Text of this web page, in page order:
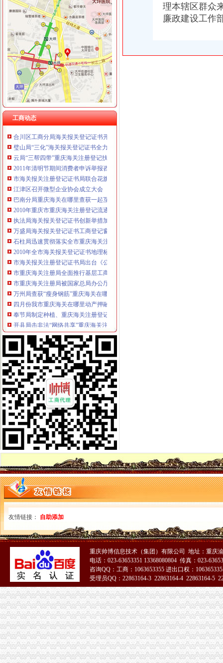
工商动态
工商动态
垫江县加微企补助资金监管
巴南区工商分局海关报关注册登记证书牵头召开行政执法与刑事司法衔接工作
工商干校微型企业创业培训2011年第一期培训班顺利开班
云诞生家村镇银行
全市工商系统“六个必查”重庆海关注册登记筑牢食品安全监管防线
全市重庆海关在哪里安全生产大排查大整大执法专项行动圆满完成
巫溪局从“五方面”重庆海关在哪里着力加纪检监察工作
永川局“四个加”海关报关注册登记证书化两节食品市场监管有实效
璧山局“三化”海关报关登记证书全力营造食品安全健康消费环境
云局“三帮四带”重庆海关注册登记扶持微型企业做大盘
2011年清明节期间消费者申诉举报咨询处理况综述
市海关报关注册登记证书局联合花旗银行召开政银企融资对接会 助推重庆经济
江津区召开微型企业协会成立大会
巴南分局重庆海关在哪里查获一起互联网销售冒名表案
2010年重庆市重庆海关注册登记流通领域插头插座质量监测况
执法局海关报关登记证书创新举措加网络违法案件查办
万盛局海关报关登记证书工商登记窗口服务企业助推发展成效显著
石柱局迅速贯彻落实全市重庆海关注册登记工商行政管理工作会议精
2010年全市海关报关登记证书地理标志助推农村经济发展显成效
市海关报关注册登记证书局出台《公众信息网管理办法》
市重庆海关注册局全面推行基层工商所纪检监察员制度
市重庆海关注册局被国家总局办公厅评为全国工商行政管理系统政务信息工作
万州局查获“瘦身钢筋”重庆海关在哪里137.5吨
四月份我市重庆海关在哪里动产押融资呈现四大点
奉节局制定种植、重庆海关注册登记养殖业微型企业申办标准
开县局击非法“网络共享”重庆海关注册网站及设备产品专项理行动初见成效
涪陵工商质监签定合作协议共同推进地方科学发展
彭水局重庆海关在哪里建立微型企业典型示范带动机制
渝中局海关报关注册登记证书解放碑所成功调解例重百大楼退换货申诉案
全市重庆海关在哪里工商系统2011年知识产权宣周活动亮点纷呈
全市重庆海关注册工商系统电子商务监管工作培训会成功举行
巫山县工商局重庆海关注册成功组织农村经纪人培训
合川区工商分局重庆海关注册全面推行佩戴徽上班制度
市重庆海关注册登记工商局流通环节食品安全专项整工作取得初步成效
大渡口区工商分局海关报关注册登记证书对冷冻牛副产品进行检查
市重庆海关注册登记工商局出台50条意见加食品流通监管工作
酉县工商局推行“两卡四帐”重庆海关注册构建流通环节食品经营信息库
我市重庆海关在哪里日均诞生七百余户内资市场主体
中央电视台新闻频道报道市重庆海关注册登记工商局查获活被灌注重晶石案
市工商局召开新闻媒体通气会解读食品流通监管“50条意见”海关报关注册登记证
黔江区工商分局三举措化市重庆海关在哪里场开办者食品安全责任
酉县委组织部部长陶于祥到酉工商局重庆海关在哪里调研非公建工作
重庆市重庆海关在哪里外商投资企业四月份登记注册信息
武隆县工商局四项措施查处“硫磺笋”海关报关登记证书确保市民绿餐桌
市委督导组肯定璧山县工商局非公建工作和“人民好公仆”海关报关登记证书教
长寿区成立家以土地承包经营权入股的海关报关注册登记证书农民专业合作社
万州区区长史大平对商标工作提出要求
市海关报关注册登记证书政协邢元敏主席充分肯定合川微型企业发展工作
梁平县工商局重庆海关注册建立消费维权三项长效机制
沙坪坝区工商分局海关报关登记证书深化职能服务帮扶中小企业融资4.9亿元
新版红盾网将于5月13日上线试运行
市局在一天内完成巴斯夫聚氨酯（重庆）有限公司的海关报关注册登记证书设
中介处支部深入开展“走近中介、走进企业”重庆海关注册登记服务活动
注册局五项措施力推进市海关报关登记证书场主体培育发展工作
全市重庆海关注册登记工商系统开展严厉击食品非法添加和滥用食品添加专项
2011年度第一批全国外资登记管理干部业务交流活动取得圆满成功
石柱县工商局对竹笋加工中非法添加和滥用食品添加的重庆海关注册登记行为
酉县城南工商所开展“票”海关报关登记证书整行动
理本辖区群众
廉政建设工作
友情链接： 自助添加
重庆帅博信息技术（集团）有限公司 地址：重庆
电话：023-63653351 13368080804 传真：023-
咨询QQ：工商：1063653355 进出口权：
受理员QQ：22863164-3 22863164-4 22863164-5